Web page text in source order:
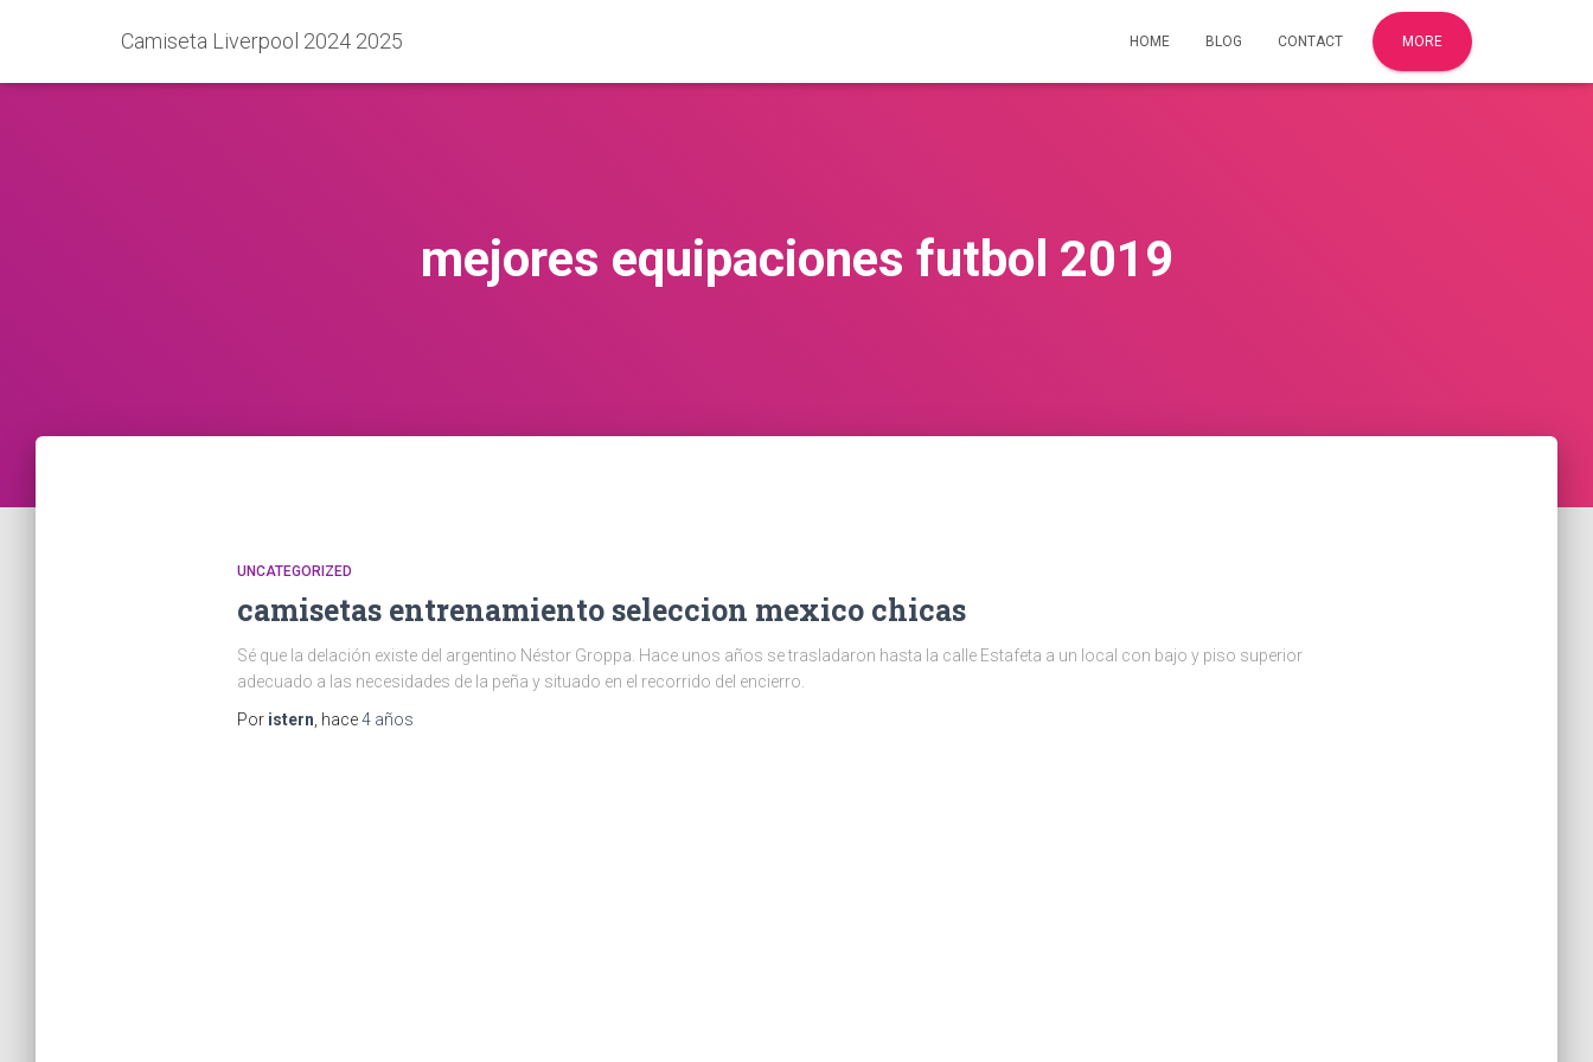
Camiseta Liverpool 2024 2025 HOME BLOG CONTACT MORE
mejores equipaciones futbol 2019
UNCATEGORIZED
camisetas entrenamiento seleccion mexico chicas
Sé que la delación existe del argentino Néstor Groppa. Hace unos años se trasladaron hasta la calle Estafeta a un local con bajo y piso superior
adecuado a las necesidades de la peña y situado en el recorrido del encierro.
Por istern , hace4 años